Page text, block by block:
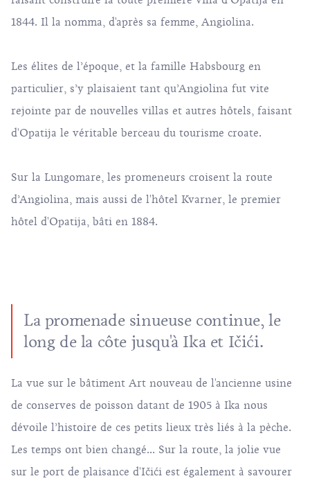
1844. Il la nomma, d'après sa femme, Angiolina.
Les élites de l’époque, et la famille Habsbourg en
particulier, s’y plaisaient tant qu’Angiolina fut vite
rejointe par de nouvelles villas et autres hôtels, faisant
d'Opatija le véritable berceau du tourisme croate.
Sur la Lungomare, les promeneurs croisent la route
d’Angiolina, mais aussi de l'hôtel Kvarner, le premier
hôtel d'Opatija, bâti en 1884.
La promenade sinueuse continue, le
long de la côte jusqu'à Ika et Ičići.
La vue sur le bâtiment Art nouveau de l'ancienne usine
de conserves de poisson datant de 1905 à Ika nous
dévoile l’histoire de ces petits lieux très liés à la pèche.
Les temps ont bien changé... Sur la route, la jolie vue
sur le port de plaisance d'Ičići est également à savourer